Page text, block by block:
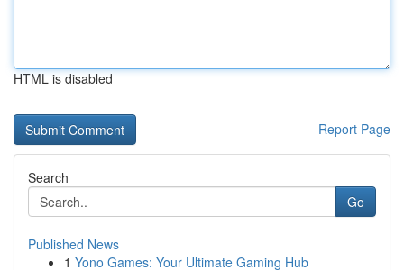
HTML is disabled
Report Page
Search
Go
Published News
1 Yono Games: Your Ultimate Gaming Hub